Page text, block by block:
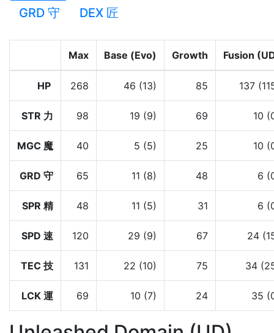
GRD 守
DEX 匠
Max Base (Evo) Growth Fusion
HP 268 46 (13) 85 137
STR 力 98 19 (9) 69 10
MGC 魔 40 5 (5) 25 10
GRD 守 65 11 (8) 48 6
SPR 精 48 11 (5) 31 6
SPD 速 120 29 (9) 67 24
TEC 技 131 22 (10) 75 34
LCK 運 69 10 (7) 24 35